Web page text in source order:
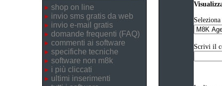
shop on line
invio sms gratis da web
invio e-mail gratis
domande frequenti (FAQ)
commenti ai software
specifiche tecniche
software non m8k
i più cliccati
ultimi inserimenti
Scrivi il